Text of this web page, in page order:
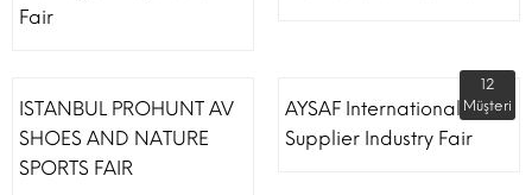
Fair
ISTANBUL PROHUNT AV
SHOES AND NATURE
SPORTS FAIR
AYSAF International Shoe
Supplier Industry Fair
12
Müşteri